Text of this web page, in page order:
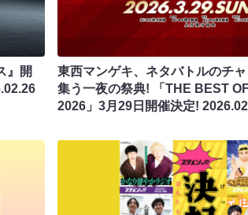
』開
東西マンゲキ、ネタバトルのチ
集う一夜の祭典! 「THE BEST
2026」3月29日開催決定!